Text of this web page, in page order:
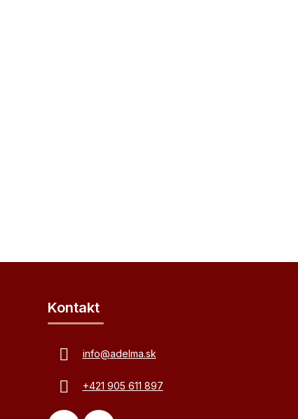
Kontakt
info@adelma.sk
+421 905 611 897